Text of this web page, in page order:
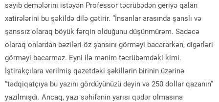
sayıb demələrini istəyən Professor təcrübədən geriyə qalan
xatirələrini bu şəkildə dilə gətirir. “İnsanlar arasında şanslı və
şanssız olaraq böyük fərqin olduğunu düşünmürəm. Sadəcə
olaraq onlardan bəziləri öz şansını görməyi bacararkən, digərləri
görməyi bacarmaz. Eyni ilə mənim təcrübəmdəki kimi.
İştirakçılara verilmiş qazetdəki şəkillərin birinin üzərinə
“tədqiqatçıya bu yazını gördüyünüzü deyin və 250 dollar qazanın”
yazılmışdı. Ancaq, yazı səhifənin yarısı qədər olmasına